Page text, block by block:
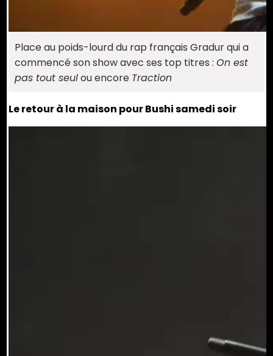
Place au poids-lourd du rap français Gradur qui a
commencé son show avec ses top titres : On est
pas tout seulou encore Traction
Le retour à la maison pour Bushi samedi soir